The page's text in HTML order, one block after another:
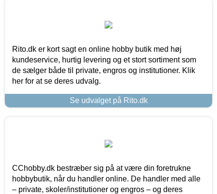
Rito.dk er kort sagt en online hobby butik med høj
kundeservice, hurtig levering og et stort sortiment som
de sælger både til private, engros og institutioner. Klik
her for at se deres udvalg.
Se udvalget på Rito.dk
CChobby.dk bestræber sig på at være din foretrukne
hobbybutik, når du handler online. De handler med alle
– private, skoler/institutioner og engros – og deres